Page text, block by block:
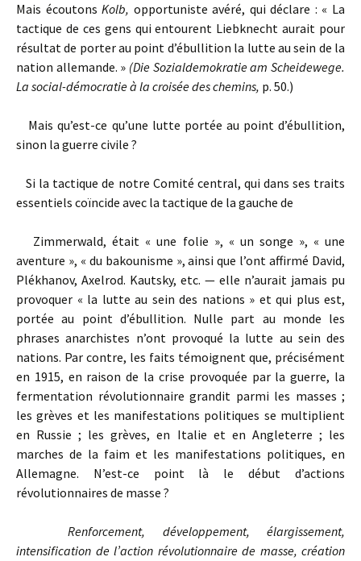
Mais écoutonsKolb, opportuniste avéré, qui déclare : « La
tactique de ces gens qui entourent Liebknecht aurait pour
résultat de porter au point d’ébullition la lutte au sein de la
nation allemande. » (Die Sozialdemokratie am Scheidewege.
La social-démocratie à la croisée des chemins, p. 50.)
Mais qu’est-ce qu’une lutte portée au point d’ébullition,
sinon la guerre civile ?
Si la tactique de notre Comité central, qui dans ses traits
essentiels coïncide avec la tactique de la gauche de
Zimmerwald, était « une folie », « un songe », « une
aventure », « du bakounisme », ainsi que l’ont affirmé David,
Plékhanov, Axelrod. Kautsky, etc. — elle n’aurait jamais pu
provoquer « la lutte au sein des nations » et qui plus est,
portée au point d’ébullition. Nulle part au monde les
phrases anarchistes n’ont provoqué la lutte au sein des
nations. Par contre, les faits témoignent que, précisément
en 1915, en raison de la crise provoquée par la guerre, la
fermentation révolutionnaire grandit parmi les masses ;
les grèves et les manifestations politiques se multiplient
en Russie ; les grèves, en Italie et en Angleterre ; les
marches de la faim et les manifestations politiques, en
Allemagne. N’est-ce point là le début d’actions
révolutionnaires de masse ?
Renforcement, développement, élargissement,
intensification de l’action révolutionnaire de masse, création